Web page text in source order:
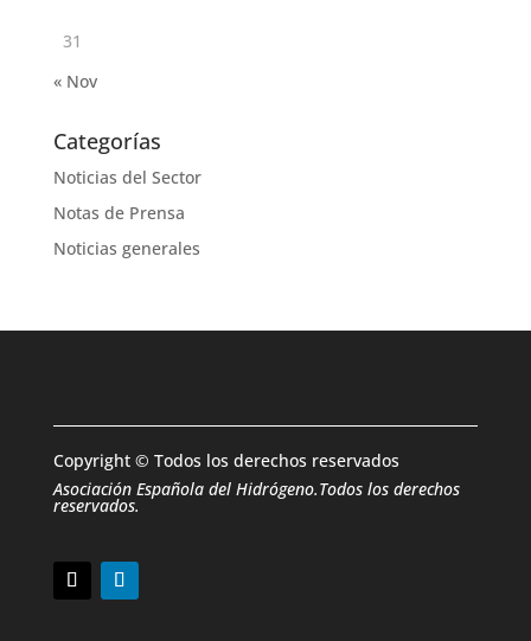
31
« Nov
Categorías
Noticias del Sector
Notas de Prensa
Noticias generales
Copyright © Todos los derechos reservados
Asociación Española del Hidrógeno.Todos los derechos
reservados.